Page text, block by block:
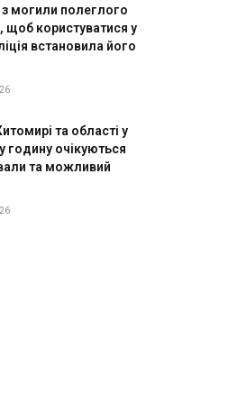
могили полеглого
щоб користуватися у
встановила його
та області у
годину очікуються
та можливий